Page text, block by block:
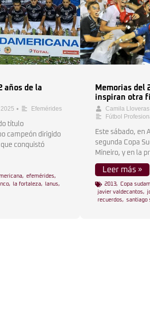
años de la
• Efemérides
título
campeón dirigido
conquistó
, efemérides,
, la fortaleza, lanus,
Memorias del
inspiran otra
Camila Lloveras
Fútbol
Este sábado, en
segunda Copa
Mineiro, y en la
Leer más »
2013, Copa
javier valdecantos,
recuerdos, santiago